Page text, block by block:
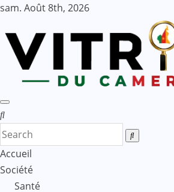
Skip
content
sam. Août 8th, 2026
Accueil
Société
Santé